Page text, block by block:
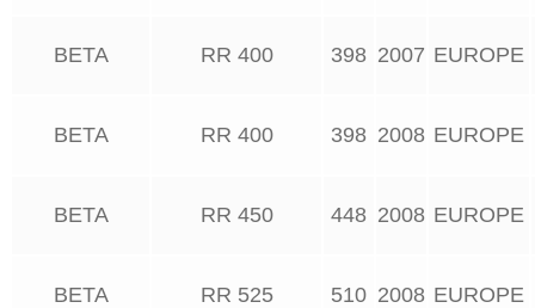
BETA RR 400 398 2007 EUROPE
BETA RR 400 398 2008 EUROPE
BETA RR 450 448 2008 EUROPE
BETA RR 525 510 2008 EUROPE